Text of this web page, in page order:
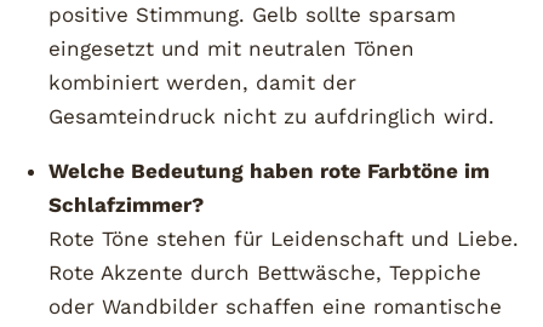
positive Stimmung. Gelb sollte sparsam
eingesetzt und mit neutralen Tönen
kombiniert werden, damit der
Gesamteindruck nicht zu aufdringlich wird.
Welche Bedeutung haben rote Farbtöne im
Schlafzimmer?
Rote Töne stehen für Leidenschaft und Liebe.
Rote Akzente durch Bettwäsche, Teppiche
oder Wandbilder schaffen eine romantische